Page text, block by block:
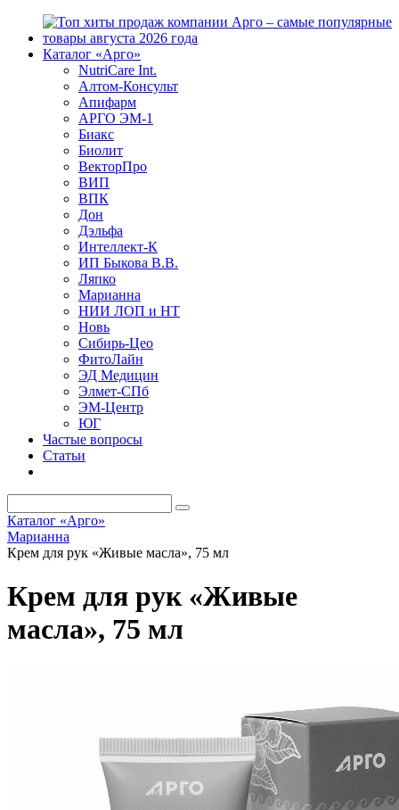
Каталог «Арго»
NutriCare Int.
Алтом-Консульт
Апифарм
АРГО ЭМ-1
Биакс
Биолит
ВекторПро
ВИП
ВПК
Дон
Дэльфа
Интеллект-К
ИП Быкова В.В.
Ляпко
Марианна
НИИ ЛОП и НТ
Новь
Сибирь-Цео
ФитоЛайн
ЭД Медицин
Элмет-СПб
ЭМ-Центр
ЮГ
Частые вопросы
Статьи
Каталог «Арго»
Марианна
Крем для рук «Живые масла», 75 мл
Крем для рук «Живые
масла», 75 мл